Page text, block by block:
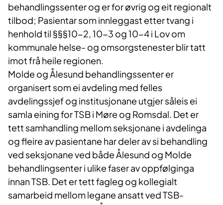
behandlingssenter og er for øvrig og eit regionalt
tilbod; Pasientar som innleggast etter tvang i
henhold til §§§10-2, 10-3 og 10-4 i Lov om
kommunale helse- og omsorgstenester blir tatt
imot frå heile regionen.
Molde og Ålesund behandlingssenter er
organisert som ei avdeling med felles
avdelingssjef og institusjonane utgjer såleis ei
samla eining for TSB i Møre og Romsdal. Det er
tett samhandling mellom seksjonane i avdelinga
og fleire av pasientane har deler av si behandling
ved seksjonane ved både Ålesund og Molde
behandlingsenter i ulike faser av oppfølginga
innan TSB. Det er tett fagleg og kollegialt
samarbeid mellom legane ansatt ved TSB-